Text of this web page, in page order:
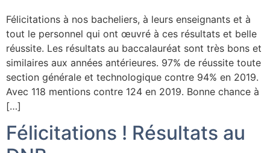
Félicitations à nos bacheliers, à leurs enseignants et à
tout le personnel qui ont œuvré à ces résultats et belle
réussite. Les résultats au baccalauréat sont très bons et
similaires aux années antérieures. 97% de réussite toute
section générale et technologique contre 94% en 2019.
Avec 118 mentions contre 124 en 2019. Bonne chance à
[…]
Félicitations ! Résultats au